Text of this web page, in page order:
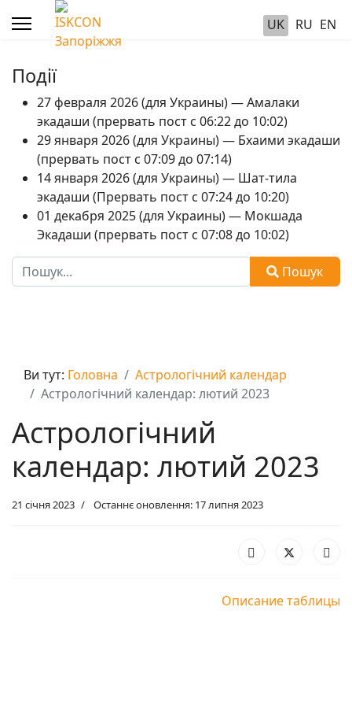
UK RU EN
Події
27 февраля 2026 (для Украины) — Амалаки
экадаши (прервать пост с 06:22 до 10:02)
29 января 2026 (для Украины) — Бхаими экадаши
(прервать пост с 07:09 до 07:14)
14 января 2026 (для Украины) — Шат-тила
экадаши (Прервать пост с 07:24 до 10:20)
01 декабря 2025 (для Украины) — Мокшада
Экадаши (прервать пост с 07:08 до 10:02)
Пошук
Пошук
Ви тут: Головна
Астрологічний календар
Астрологічний календар: лютий 2023
Астрологічний
календар: лютий 2023
21 січня 2023 Останнє оновлення: 17 липня 2023
Описание таблицы